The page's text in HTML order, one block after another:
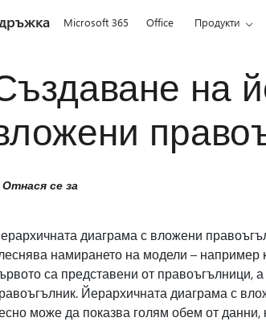
Microsoft 365 Office Продукти
на
Отнася се за
диаграма с вложени
намирането на модели – например
са представени от правоъгълници,
Йерархичната диаграма с
може да показва голям обем от данни,